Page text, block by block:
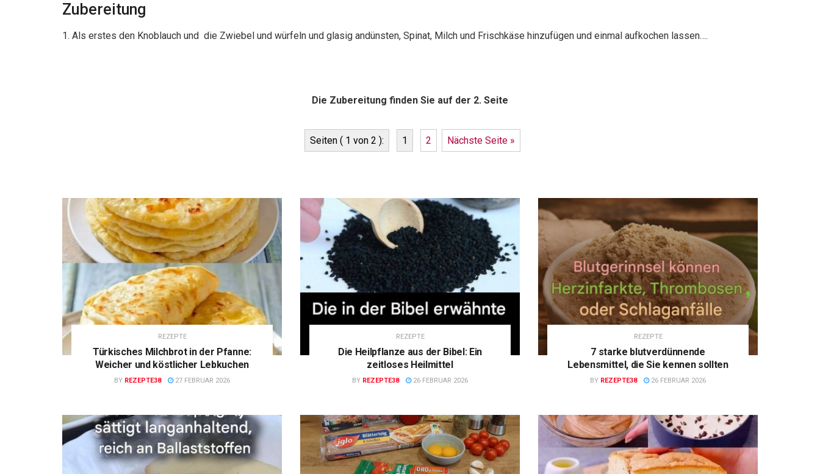
Zubereitung
1. Als erstes den Knoblauch und die Zwiebel und würfeln und glasig andünsten, Spinat, Milch und Frischkäse hinzufügen und einmal aufkochen lassen….
Die Zubereitung finden Sie auf der 2. Seite
Seiten ( 1 von 2 ): 1 2 Nächste Seite »
REZEPTE
Türkisches Milchbrot in der Pfanne:
Weicher und köstlicher Lebkuchen
BY REZEPTE38 27 FEBRUAR 2026
REZEPTE
Die Heilpflanze aus der Bibel: Ein
zeitloses Heilmittel
BY REZEPTE38 26 FEBRUAR 2026
REZEPTE
7 starke blutverdünnende
Lebensmittel, die Sie kennen sollten
BY REZEPTE38 26 FEBRUAR 2026